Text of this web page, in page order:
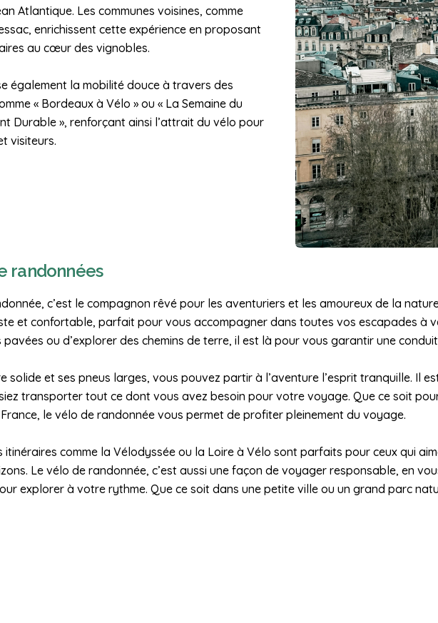
Atlantique. Les communes voisines, comme
enrichissent cette expérience en proposant
au cœur des vignobles.
également la mobilité douce à travers des
« Bordeaux à Vélo » ou « La Semaine du
Durable », renforçant ainsi l’attrait du vélo pour
visiteurs.
randonnées
c’est le compagnon rêvé pour les aventuriers et les amoureux de la
et confortable, parfait pour vous accompagner dans toutes vos escapades à
ou d’explorer des chemins de terre, il est là pour vous garantir une
solide et ses pneus larges, vous pouvez partir à l’aventure l’esprit tranquille. Il
transporter tout ce dont vous avez besoin pour votre voyage. Que ce soit
le vélo de randonnée vous permet de profiter pleinement du voyage.
itinéraires comme la Vélodyssée ou la Loire à Vélo sont parfaits pour ceux qui
Le vélo de randonnée, c’est aussi une façon de voyager responsable, en
explorer à votre rythme. Que ce soit dans une petite ville ou un grand parc